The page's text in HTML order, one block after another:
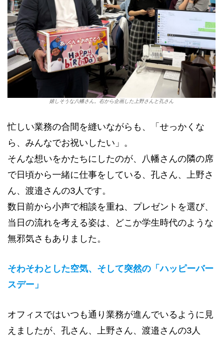
嬉しそうな八幡さん。右から企画した上野さんと孔さん
忙しい業務の合間を縫いながらも、「せっかくな
ら、みんなでお祝いしたい」。
そんな想いをかたちにしたのが、八幡さんの隣の席
で日頃から一緒に仕事をしている、孔さん、上野さ
ん、渡邉さんの3人です。
数日前から小声で相談を重ね、プレゼントを選び、
当日の流れを考える姿は、どこか学生時代のような
無邪気さもありました。
そわそわとした空気、そして突然の「ハッピーバー
スデー」
オフィスではいつも通り業務が進んでいるように見
えましたが、孔さん、上野さん、渡邉さんの3人